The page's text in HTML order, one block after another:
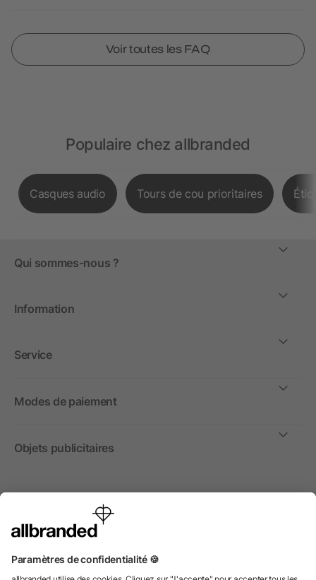
Voir toutes les FAQ
Populaire chez allbranded
Casques audio Tours de cou prioritaires
Qui sommes-nous ?
Information
Service
Modes de paiement
Objets publicitaires
International